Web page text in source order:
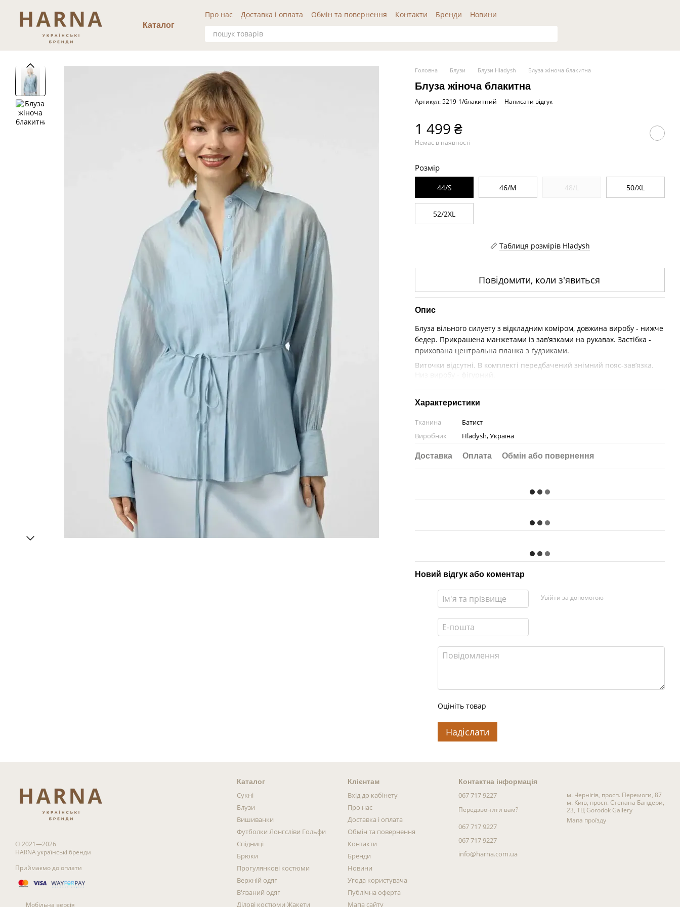
Каталог
Про нас Доставка і оплата Обмін та повернення Контакти Бренди
Новини
Угода користувача
Публічна оферта Відгуки про нас
Головна Блузи Блузи Hladysh Блуза жіноча блакитна
Блуза жіноча блакитна
Артикул: 5219-1/блакитний Написати відгук
1 499 ₴
Немає в наявності
Розмір
44/S 46/M 48/L 50/XL
52/2XL
Таблиця розмірів Hladysh
Повідомити, коли з'явиться
Опис
Блуза вільного силуету з відкладним коміром, довжина виробу - нижче
бедер. Прикрашена манжетами із завʼязками на рукавах. Застібка -
прихована центральна планка з ґудзиками.
Виточки відсутні. В комплекті передбачений знімний пояс-завʼязка.
Низ виробу - фігурний.
Характеристики
Тканина
Батист
Виробник
Hladysh, Україна
Доставка Оплата Обмін або повернення
Новий відгук або коментар
Увійти за допомогою
Оцініть товар
Надіслати
© 2021—2026
HARNA українські бренди
Приймаємо до оплати
Мобільна версія
Каталог
Сукні
Блузи
Вишиванки
Футболки Лонгсліви Гольфи
Спідниці
Брюки
Прогулянкові костюми
Верхній одяг
В'язаний одяг
Ділові костюми Жакети
Клієнтам
Вхід до кабінету
Про нас
Доставка і оплата
Обмін та повернення
Контакти
Бренди
Новини
Угода користувача
Публічна оферта
Мапа сайту
Контактна інформація
067 717 9227
Передзвонити вам?
067 717 9227
067 717 9227
info@harna.com.ua
м. Чернігів, просп. Перемоги, 87
м. Київ, просп. Степана Бандери,
23, ТЦ Gorodok Gallery
Мапа проїзду